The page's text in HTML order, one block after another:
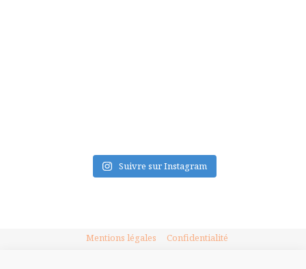
Suivre sur Instagram
Mentions légales Confidentialité